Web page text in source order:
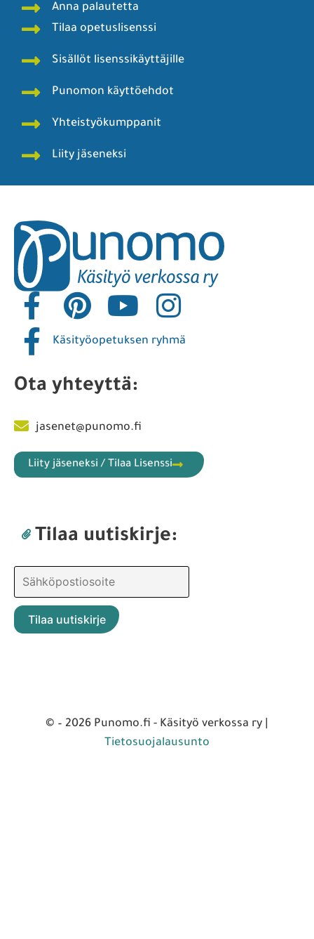
Anna palautetta
Tilaa opetuslisenssi
Sisällöt lisenssikäyttäjille
Punomon käyttöehdot
Yhteistyökumppanit
Liity jäseneksi
Käsityöopetuksen ryhmä
Ota yhteyttä:
jasenet@punomo.fi
Liity jäseneksi / Tilaa Lisenssi
Tilaa uutiskirje:
© – 2026 Punomo.fi - Käsityö verkossa ry |
Tietosuojalausunto